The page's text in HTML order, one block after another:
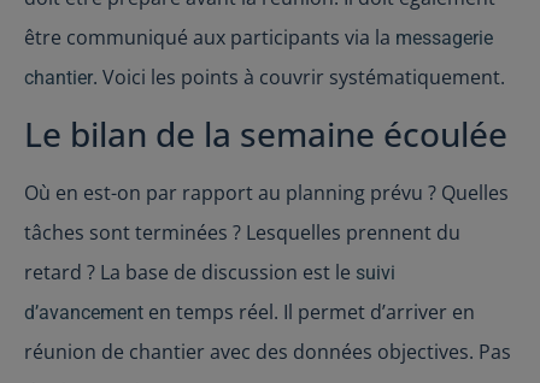
être communiqué aux participants via la messagerie
chantier. Voici les points à couvrir systématiquement.
Le bilan de la semaine écoulée
Où en est-on par rapport au planning prévu ? Quelles
tâches sont terminées ? Lesquelles prennent du
retard ? La base de discussion est le suivi
d’avancement en temps réel. Il permet d’arriver en
réunion de chantier avec des données objectives. Pas